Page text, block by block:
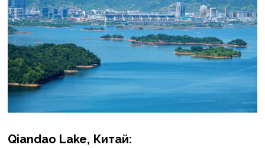
Qiandao Lake, Китай: